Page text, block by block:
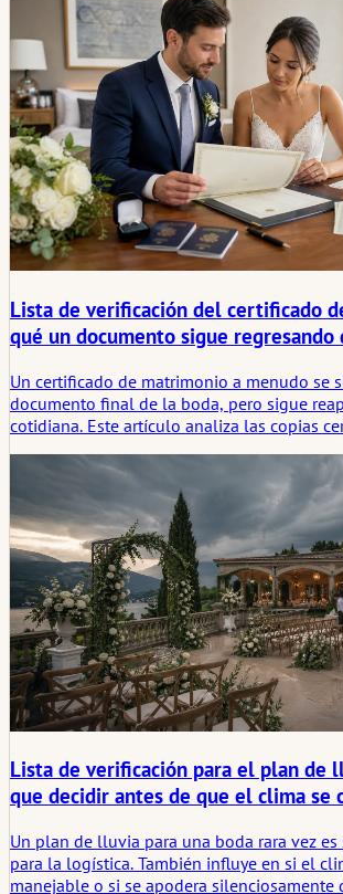
boda, donde la claridad, la contención y lo
empiezan a hacer su trabajo.
Lista de verificación del certificado
qué un documento sigue regresando
Un certificado de matrimonio a menudo se
documento final de la boda, pero sigue
cotidiana. Este artículo analiza las copias
bancarios, seguros y la huella silenciosa
después de la celebración.
Lista de verificación para el plan de
que decidir antes de que el clima se
Un plan de lluvia para una boda rara vez
para la logística. También influye en si el
manejable o si se apodera